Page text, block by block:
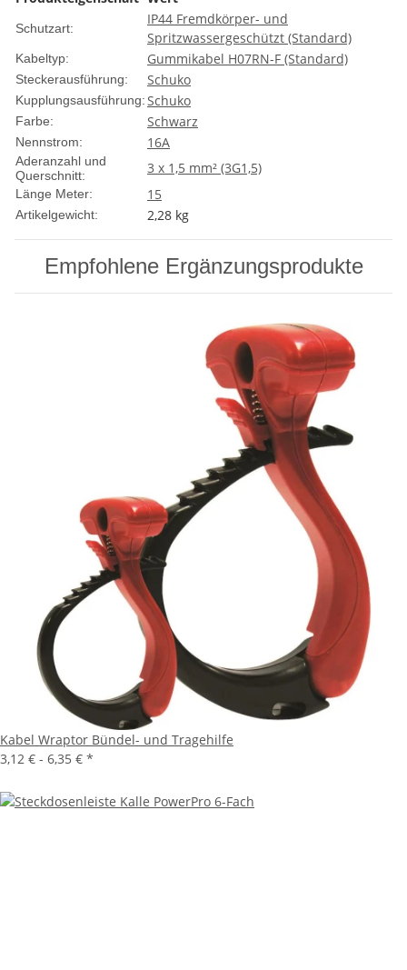
Schutzart:
IP44 Fremdkörper- und
Spritzwassergeschützt (Standard)
Kabeltyp: Gummikabel H07RN-F (Standard)
Steckerausführung: Schuko
Kupplungsausführung:Schuko
Farbe: Schwarz
Nennstrom: 16A
Aderanzahl und
Querschnitt:
3 x 1,5 mm² (3G1,5)
Länge Meter: 15
Artikelgewicht: 2,28 kg
Empfohlene Ergänzungsprodukte
Kabel Wraptor Bündel- und Tragehilfe
3,12 € - 6,35 € *